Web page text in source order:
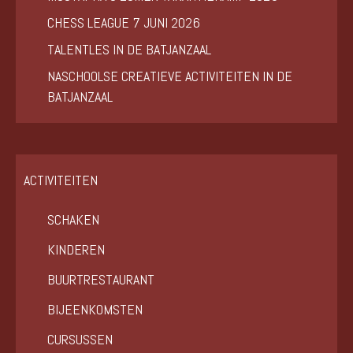
CHESS LEAGUE 7 JUNI 2026
TALENTLES IN DE BATJANZAAL
NASCHOOLSE CREATIEVE ACTIVITEITEN IN DE
BATJANZAAL
ACTIVITEITEN
SCHAKEN
KINDEREN
BUURTRESTAURANT
BIJEENKOMSTEN
CURSUSSEN